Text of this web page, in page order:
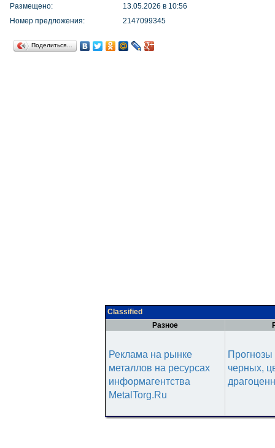
Размещено:
13.05.2026 в 10:56
Номер предложения:
2147099345
Поделиться…
Classified
Разное
Реклама на рынке
металлов на ресурсах
информагентства
MetalTorg.Ru
черных,